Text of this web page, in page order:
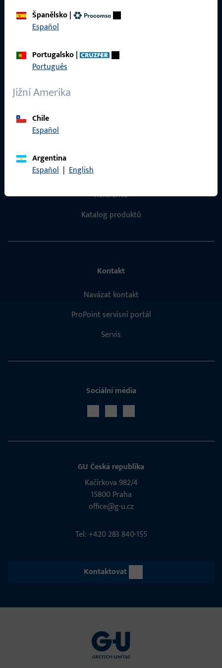
Španělsko|
Español
Portugalsko|
Português
Jižní Amerika
Chile
Español
Argentina
Español | English
Právní informace
VOP
Reference
Katalog produktů
Kontakt
Navázat kontakt
ProPoint servisní portál
Servis
Sociální média
GU Česká republika
Kačírkova 982/4
15800 Praha
office@g-u.cz
Tel: +420 283 840-155
Kontaktovat